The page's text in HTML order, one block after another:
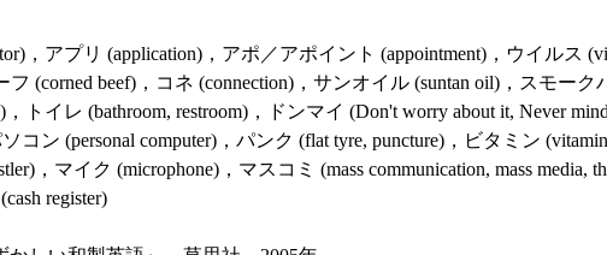
，アプリ (application)，アポ／アポイント (appointment)，ウイルス
(corned beef)，コネ (connection)，サンオイル (suntan oil)，スモー
，トイレ (bathroom, restroom)，ドンマイ (Don't worry about it, Never
コン (personal computer)，パンク (flat tyre, puncture)，ビタミン
，マイク (microphone)，マスコミ (mass communication, mass
register)